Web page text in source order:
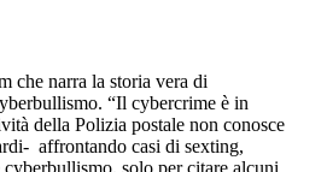
che narra la storia vera di
“Il cybercrime è in
della Polizia postale non conosce
affrontando casi di sexting,
solo per citare alcuni